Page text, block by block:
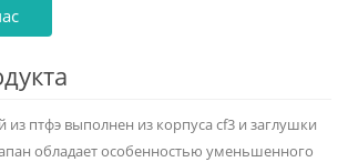
из птфэ выполнен из корпуса cf3 и заглушки
обладает особенностью уменьшенного